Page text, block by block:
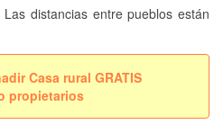
Las distancias entre pueblos están
Casa rural GRATIS
propietarios